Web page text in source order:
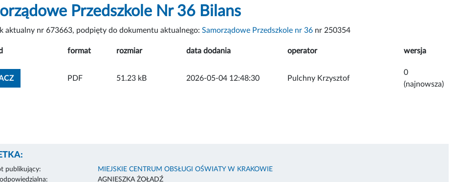
Przedszkole Nr 36 Bilans
aktualny nr 673663, podpięty do dokumentu aktualnego: Samorządowe Przedszkole nr 36 nr 250354
format rozmiar data dodania operator wersja
ZOBACZ ZAŁĄCZNIK
PDF 51.23 kB 2026-05-04 12:48:30 Pulchny Krzysztof
0
(najnowsza)
publikujący:
MIEJSKIE CENTRUM OBSŁUGI OŚWIATY W KRAKOWIE
AGNIESZKA ŻOŁĄDŹ